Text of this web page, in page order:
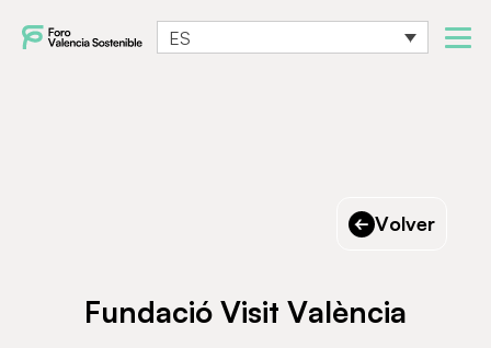
ES
Volver
Fundació Visit València